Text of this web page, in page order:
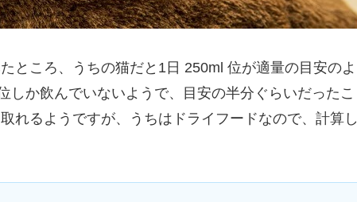
ところ、うちの猫だと1日 250ml 位が適量の目安のよ
しか飲んでいないようで、目安の半分ぐらいだったこ
れるようですが、うちはドライフードなので、計算し